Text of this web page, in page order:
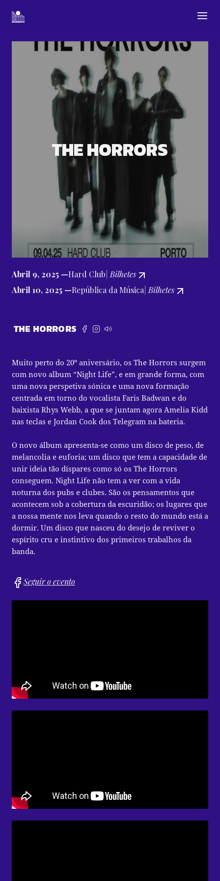
THE HORRORS
Abril 9, 2025 —Hard Club | Bilhetes
Abril 10, 2025 —República da Música | Bilhetes
THE HORRORS
Muito perto do 20º aniversário, os The Horrors surgem
com novo album “Night Life”, e em grande forma, com
uma nova perspetiva sónica e uma nova formação
centrada em torno do vocalista Faris Badwan e do
baixista Rhys Webb, a que se juntam agora Amelia Kidd
nas teclas e Jordan Cook dos Telegram na bateria.
O novo álbum apresenta-se como um disco de peso, de
melancolia e euforia; um disco que tem a capacidade de
unir ideia tão díspares como só os The Horrors
conseguem. Night Life não tem a ver com a vida
noturna dos pubs e clubes. São os pensamentos que
acontecem sob a cobertura da escuridão; os lugares que
a nossa mente nos leva quando o resto do mundo está a
dormir. Um disco que nasceu do desejo de reviver o
espírito cru e instintivo dos primeiros trabalhos da
banda.
Seguir o evento